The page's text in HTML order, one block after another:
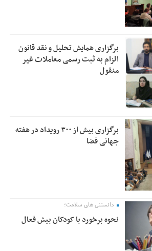
برگزاری همایش تحلیل و نقد قانون
الزام به ثبت رسمی معاملات غیر
منقول
برگزاری بیش از ۳۰۰ رویداد در هفته
جهانی فضا
دانستنی های سلامت؛
نحوه برخورد با کودکان بیش فعال